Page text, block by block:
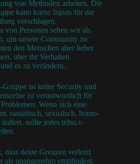
von Methoden arbeiten. Die
kann kurze Inputs für die
vorschlagen.
von Personen sehen wir als
um unsere Community zu
den Menschen aber lieber
über ihr Verhalten
es zu verändern.
Gruppe ist keine Security und
ist verantwortlich für
Wenn sich eine
rassistisch, sexistisch, homo-
sollte jedes tribu.x-
dass deine Grenzen verletzt
als unangenehm empfindest,